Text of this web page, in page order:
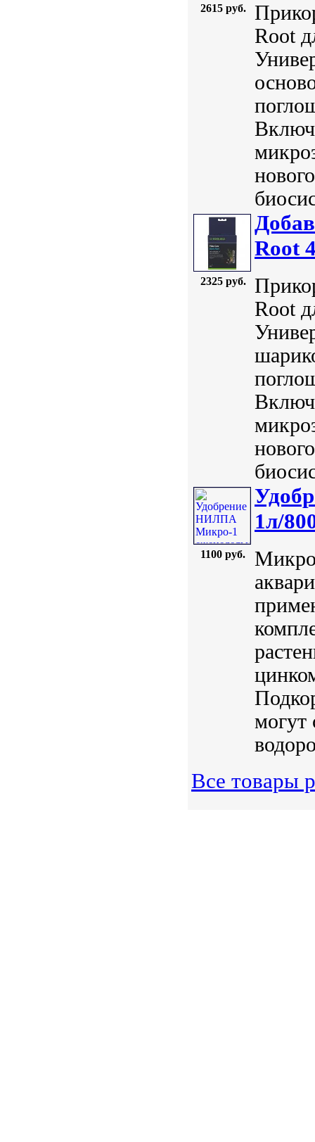
2615 руб.
Root
2325 руб.
Root
Root
1100 руб.
1л/
могут
Все товары